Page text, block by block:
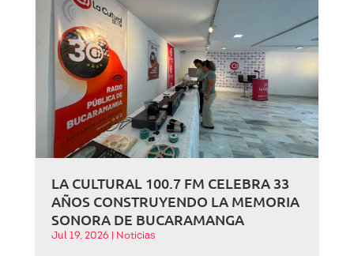
LA CULTURAL 100.7 FM CELEBRA 33
AÑOS CONSTRUYENDO LA MEMORIA
SONORA DE BUCARAMANGA
Jul 19, 2026 Noticias